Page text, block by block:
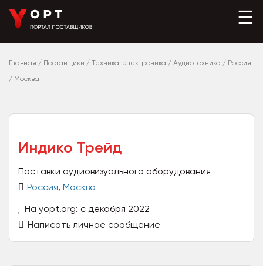
☰
Главная / Поставщики / Техника, электроника / Аудиотехника / Россия
/ Москва
Индико Трейд
Поставки аудиовизуального оборудования
Россия, Москва
На yopt.org: с декабря 2022
Написать личное сообщение